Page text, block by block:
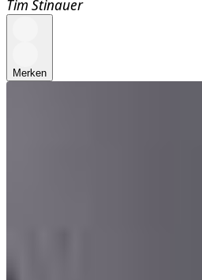
Tim Stinauer
Merken